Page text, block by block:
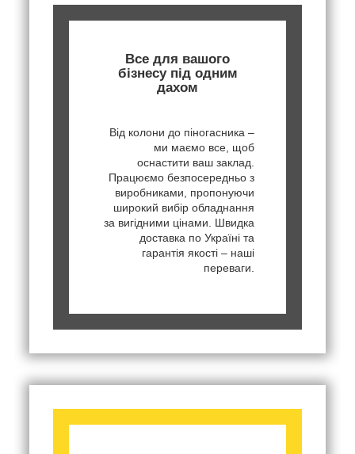
Все для вашого
бізнесу під одним
дахом
Від колони до піногасника –
ми маємо все, щоб
оснастити ваш заклад.
Працюємо безпосередньо з
виробниками, пропонуючи
широкий вибір обладнання
за вигідними цінами. Швидка
доставка по Україні та
гарантія якості – наші
переваги.